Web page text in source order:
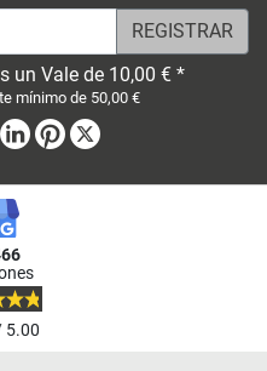
un Vale de 10,00 € *
mínimo de 50,00 €
Instagram
LinkedinPinterest
5.00